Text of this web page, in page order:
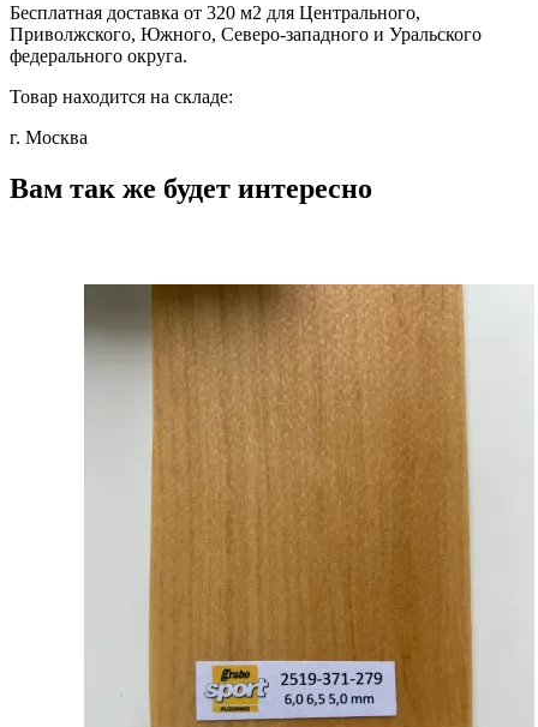
Бесплатная доставка от 320 м2 для Центрального,
Приволжского, Южного, Северо-западного и Уральского
федерального округа.
Товар находится на складе:
г. Москва
Вам так же будет интересно